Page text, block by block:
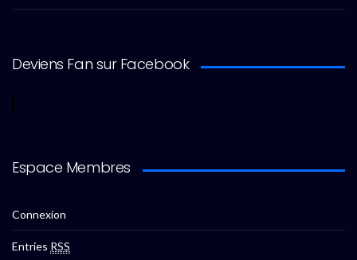
Deviens Fan sur Facebook
Espace Membres
Connexion
Entries RSS